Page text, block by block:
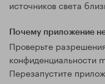
источников света
Почему приложение
Проверьте
конфиденциальности
Перезапустите